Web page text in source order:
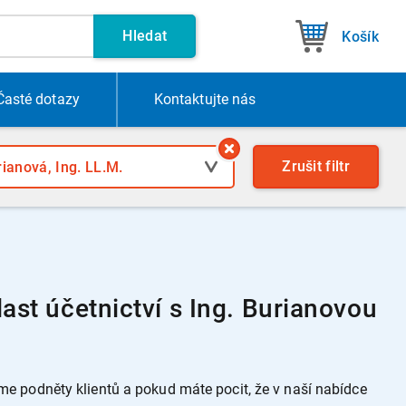
Hledat Košík
dotazy Kontaktujte nás
Zrušit filtr
účetnictví s Ing. Burianovou
podněty klientů a pokud máte pocit, že v naší nabídce